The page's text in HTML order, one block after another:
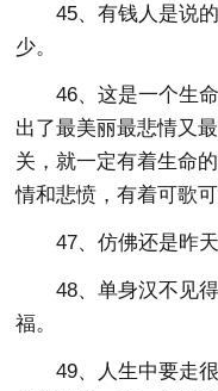
45、有钱人是说
少。
46、这是一个生
出了最美丽最悲情又
关，就一定有着生命
情和悲愤，有着可歌
47、仿佛还是昨
48、单身汉不见
福。
49、人生中要走